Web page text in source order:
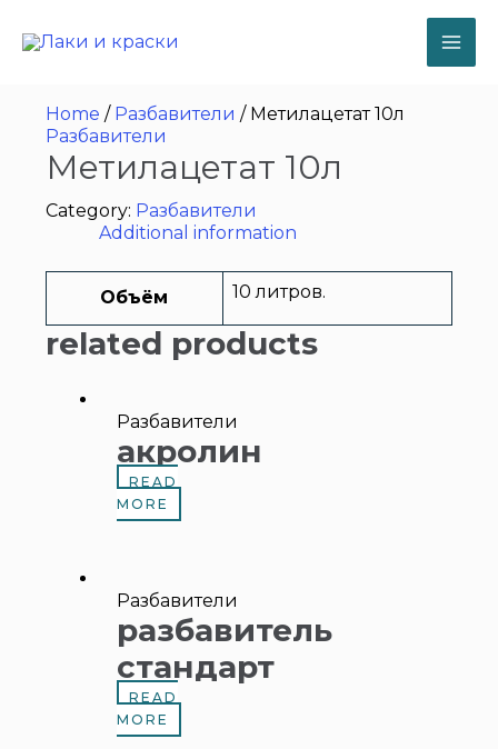
содержимому
Home / Разбавители / Метилацетат 10л
Разбавители
Метилацетат 10л
Category: Разбавители
Additional information
Объём 10 литров.
related products
Разбавители
акролин
READ
MORE
Разбавители
разбавитель
стандарт
READ
MORE